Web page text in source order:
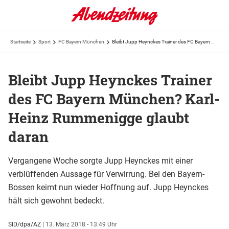
Startseite Sport FC Bayern München
Bleibt Jupp Heynckes Trainer
des FC Bayern München? Karl-
Heinz Rummenigge glaubt
daran
Vergangene Woche sorgte Jupp Heynckes mit einer
verblüffenden Aussage für Verwirrung. Bei den Bayern-
Bossen keimt nun wieder Hoffnung auf. Jupp Heynckes
hält sich gewohnt bedeckt.
SID/dpa/AZ | 13. März 2018 - 13:49 Uhr